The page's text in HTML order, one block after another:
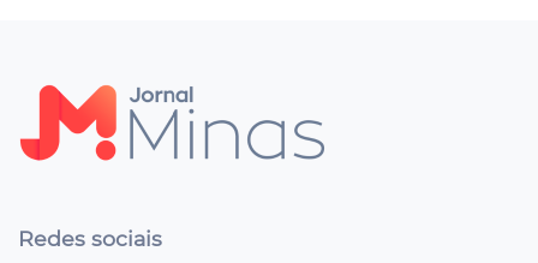
Redes sociais